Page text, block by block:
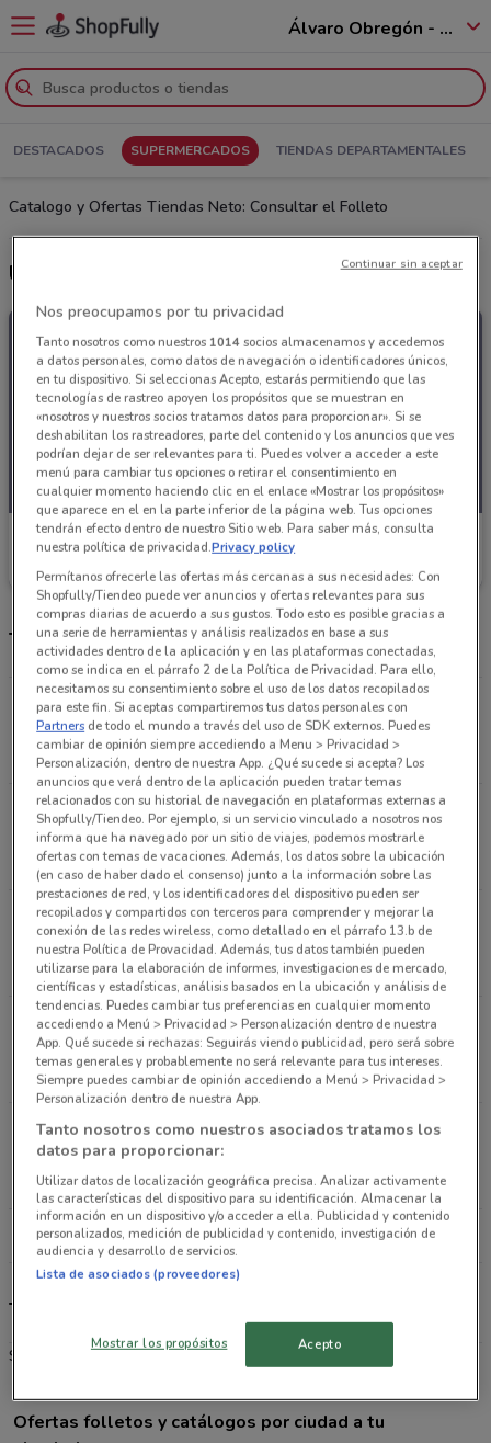
Álvaro Obregón - 01520
DESTACADOS SUPERMERCADOS TIENDAS DEPARTAMENTALES
Catalogo y Ofertas Tiendas Neto: Consultar el Folleto
Últimas ofertas Tiendas Neto
Tiendas Neto
Caduca el 31/08 1.1 km
Tiendas Tiendas Neto más cercanas
AVENIDA EJE 4 SUR XOLA N 727 COLONIA DEL
VALLE NORTE Benito Juarez
1.1 km
AVENIDA EUGENIA NO. 281, COLONIA NARVARTE
PONIENTE Benito Juarez
2 km
Calle Calzada Becerra, 20, Col. Tacubaya Miguel
Hidalgo
2.1 km
AVENIDA COYOACAN EJE 3 PONIENTE N° 1430,
COLONIA DEL VALLE SUR Del Benito Juarez
2.2 km
Calle Dr. Jiménez #286, Col. Doctores Ciudad De
México
3.1 km
Todas las tiendas Tiendas Neto
Tiendas Neto
Supermercado
Ofertas folletos y catálogos por ciudad a tu
Nos preocupamos por tu privacidad
Tanto nosotros como nuestros 1014socios almacenamos y accedemos
a datos personales, como datos de navegación o identificadores únicos,
en tu dispositivo. Si seleccionas Acepto, estarás permitiendo que las
tecnologías de rastreo apoyen los propósitos que se muestran en
«nosotros y nuestros socios tratamos datos para proporcionar». Si se
deshabilitan los rastreadores, parte del contenido y los anuncios que ves
podrían dejar de ser relevantes para ti. Puedes volver a acceder a este
menú para cambiar tus opciones o retirar el consentimiento en
cualquier momento haciendo clic en el enlace «Mostrar los propósitos»
que aparece en el en la parte inferior de la página web. Tus opciones
tendrán efecto dentro de nuestro Sitio web. Para saber más, consulta
nuestra política de privacidad.Privacy policy
Permítanos ofrecerle las ofertas más cercanas a sus necesidades: Con
Shopfully/Tiendeo puede ver anuncios y ofertas relevantes para sus
compras diarias de acuerdo a sus gustos. Todo esto es posible gracias a
una serie de herramientas y análisis realizados en base a sus
actividades dentro de la aplicación y en las plataformas conectadas,
como se indica en el párrafo 2 de la Política de Privacidad. Para ello,
necesitamos su consentimiento sobre el uso de los datos recopilados
para este fin. Si aceptas compartiremos tus datos personales con
Partners de todo el mundo a través del uso de SDK externos. Puedes
cambiar de opinión siempre accediendo a Menu > Privacidad >
Personalización, dentro de nuestra App. ¿Qué sucede si acepta? Los
anuncios que verá dentro de la aplicación pueden tratar temas
relacionados con su historial de navegación en plataformas externas a
Shopfully/Tiendeo. Por ejemplo, si un servicio vinculado a nosotros nos
informa que ha navegado por un sitio de viajes, podemos mostrarle
ofertas con temas de vacaciones. Además, los datos sobre la ubicación
(en caso de haber dado el consenso) junto a la información sobre las
prestaciones de red, y los identificadores del dispositivo pueden ser
recopilados y compartidos con terceros para comprender y mejorar la
conexión de las redes wireless, como detallado en el párrafo 13.b de
nuestra Política de Provacidad. Además, tus datos también pueden
utilizarse para la elaboración de informes, investigaciones de mercado,
científicas y estadísticas, análisis basados en la ubicación y análisis de
tendencias. Puedes cambiar tus preferencias en cualquier momento
accediendo a Menú > Privacidad > Personalización dentro de nuestra
App. Qué sucede si rechazas: Seguirás viendo publicidad, pero será sobre
temas generales y probablemente no será relevante para tus intereses.
Siempre puedes cambiar de opinión accediendo a Menú > Privacidad >
Personalización dentro de nuestra App.
Tanto nosotros como nuestros asociados tratamos los
datos para proporcionar:
Utilizar datos de localización geográfica precisa. Analizar activamente
las características del dispositivo para su identificación. Almacenar la
información en un dispositivo y/o acceder a ella. Publicidad y contenido
personalizados, medición de publicidad y contenido, investigación de
audiencia y desarrollo de servicios.
Lista de asociados (proveedores)
Mostrar los propósitos Acepto
Continuar sin aceptar